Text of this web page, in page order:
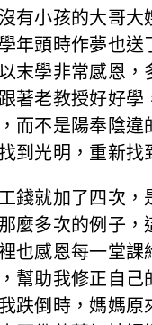
有小孩的大哥大
年頭時作夢也送
末學非常感恩，
著老教授好好學
而不是陽奉陰違
到光明，重新找
錢就加了四次，
麼多次的例子，
也感恩每一堂課
幫助我修正自己
跌倒時，媽媽原